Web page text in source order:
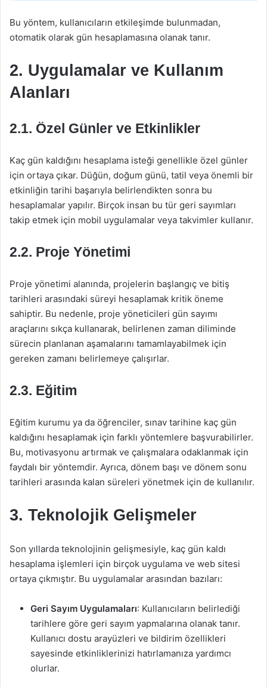
Bu yöntem, kullanıcıların etkileşimde bulunmadan,
otomatik olarak gün hesaplamasına olanak tanır.
2. Uygulamalar ve Kullanım
Alanları
2.1. Özel Günler ve Etkinlikler
Kaç gün kaldığını hesaplama isteği genellikle özel günler
için ortaya çıkar. Düğün, doğum günü, tatil veya önemli bir
etkinliğin tarihi başarıyla belirlendikten sonra bu
hesaplamalar yapılır. Birçok insan bu tür geri sayımları
takip etmek için mobil uygulamalar veya takvimler kullanır.
2.2. Proje Yönetimi
Proje yönetimi alanında, projelerin başlangıç ve bitiş
tarihleri arasındaki süreyi hesaplamak kritik öneme
sahiptir. Bu nedenle, proje yöneticileri gün sayımı
araçlarını sıkça kullanarak, belirlenen zaman diliminde
sürecin planlanan aşamalarını tamamlayabilmek için
gereken zamanı belirlemeye çalışırlar.
2.3. Eğitim
Eğitim kurumu ya da öğrenciler, sınav tarihine kaç gün
kaldığını hesaplamak için farklı yöntemlere başvurabilirler.
Bu, motivasyonu artırmak ve çalışmalara odaklanmak için
faydalı bir yöntemdir. Ayrıca, dönem başı ve dönem sonu
tarihleri arasında kalan süreleri yönetmek için de kullanılır.
3. Teknolojik Gelişmeler
Son yıllarda teknolojinin gelişmesiyle, kaç gün kaldı
hesaplama işlemleri için birçok uygulama ve web sitesi
ortaya çıkmıştır. Bu uygulamalar arasından bazıları:
Geri Sayım Uygulamaları: Kullanıcıların belirlediği
tarihlere göre geri sayım yapmalarına olanak tanır.
Kullanıcı dostu arayüzleri ve bildirim özellikleri
sayesinde etkinliklerinizi hatırlamanıza yardımcı
olurlar.